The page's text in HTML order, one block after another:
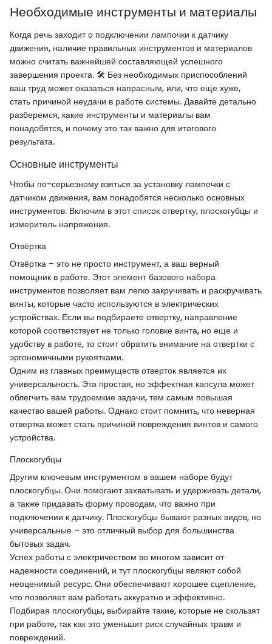
Необходимые инструменты и материалы
Когда речь заходит о подключении лампочки к датчику
движения, наличие правильных инструментов и материалов
можно считать важнейшей составляющей успешного
завершения проекта. 🛠️ Без необходимых приспособлений
ваш труд может оказаться напрасным, или, что еще хуже,
стать причиной неудачи в работе системы. Давайте детально
разберемся, какие инструменты и материалы вам
понадобятся, и почему это так важно для итогового
результата.
Основные инструменты
Чтобы по-серьезному взяться за установку лампочки с
датчиком движения, вам понадобятся несколько основных
инструментов. Включим в этот список отвертку, плоскогубцы и
измеритель напряжения.
Отвёртка
Отвёртка – это не просто инструмент, а ваш верный
помощник в работе. Этот элемент базового набора
инструментов позволяет вам легко закручивать и раскручивать
винты, которые часто используются в электрических
устройствах. Если вы подбираете отвертку, направление
которой соответствует не только головке винта, но еще и
удобству в работе, то стоит обратить внимание на отвертки с
эргономичными рукоятками.
Одним из главных преимуществ отверток является их
универсальность. Эта простая, но эффектная капсула может
облегчить вам трудоемкие задачи, тем самым повышая
качество вашей работы. Однако стоит помнить, что неверная
отвертка может стать причиной повреждения винтов и самого
устройства.
Плоскогубцы
Другим ключевым инструментом в вашем наборе будут
плоскогубцы. Они помогают захватывать и удерживать детали,
а также придавать форму проводам, что важно при
подключении к датчику. Плоскогубцы бывают разных видов, но
универсальные – это отличный выбор для большинства
бытовых задач.
Успех работы с электричеством во многом зависит от
надежности соединений, и тут плоскогубцы являют собой
неоценимый ресурс. Они обеспечивают хорошее сцепление,
что позволяет вам работать аккуратно и эффективно.
Подбирая плоскогубцы, выбирайте такие, которые не скользят
при работе, так как это уменьшит риск случайных травм и
повреждений.